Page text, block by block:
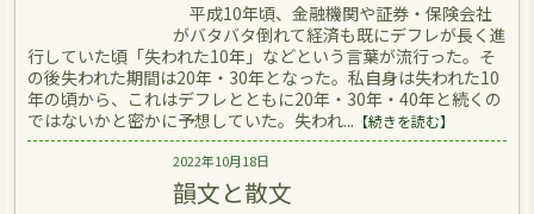
平成10年頃、金融機関や証券・保険会社
がバタバタ倒れて経済も既にデフレが長く進
行していた頃「失われた10年」などという言葉が流行った。そ
の後失われた期間は20年・30年となった。私自身は失われた10
年の頃から、これはデフレとともに20年・30年・40年と続くの
ではないかと密かに予想していた。失われ... 【続きを読む】
2022年10月18日
韻文と散文